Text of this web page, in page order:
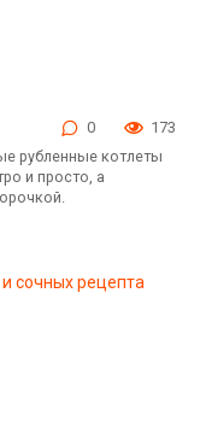
0
173
рубленные котлеты
и просто, а